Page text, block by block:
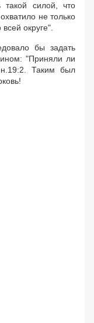
силой, что
не только
округе".
бы задать
"Приняли ли
Таким был